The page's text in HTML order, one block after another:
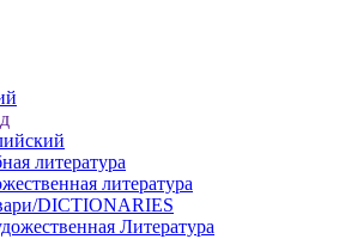
литература
литература
DICTIONARIES
Литература